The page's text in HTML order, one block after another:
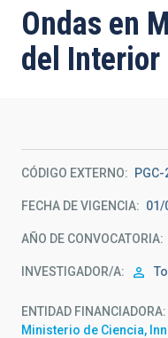
enlaces
de
ayuda
navegación
Ondas en
del Interior
CÓDIGO EXTERNO
FECHA DE VIGENCIA 01/
AÑO DE CONVOCATORIA
INVESTIGADOR/A
ENTIDAD FINANCIADORA
Ministerio de Ciencia,